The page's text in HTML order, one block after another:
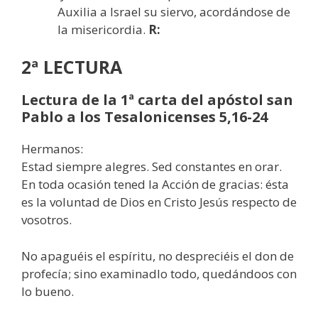
Auxilia a Israel su siervo, acordándose de
la misericordia. R:
2ª LECTURA
Lectura de la 1ª carta del apóstol san
Pablo a los Tesalonicenses 5,16-24
Hermanos:
Estad siempre alegres. Sed constantes en orar.
En toda ocasión tened la Acción de gracias: ésta
es la voluntad de Dios en Cristo Jesús respecto de
vosotros.
No apaguéis el espíritu, no despreciéis el don de
profecía; sino examinadlo todo, quedándoos con
lo bueno.